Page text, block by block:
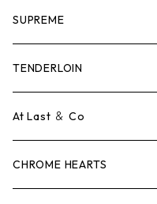
SUPREME
Tシャツ
ロンTEE
スウェット/ニット
TENDERLOIN
Tシャツ
ロンTEE
At Last ＆ Co
Tシャツ
CHROME HEARTS